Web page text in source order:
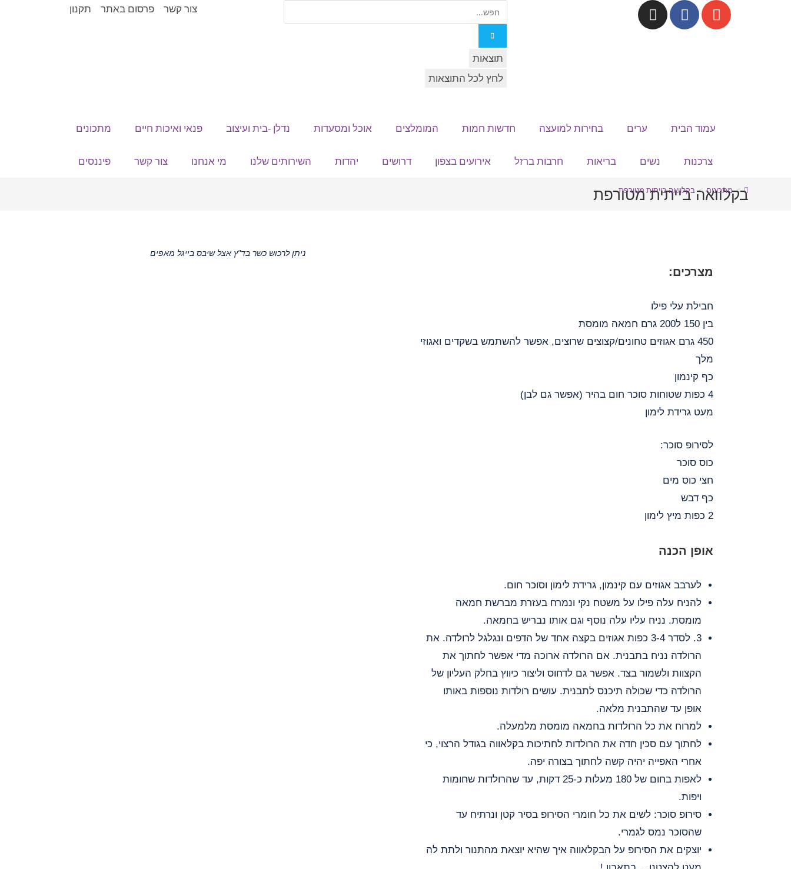
תוצאות
לחץ לכל התוצאות
צור קשר פרסום באתר תקנון
עמוד הבית ערים בחירות למועצה חדשות חמות המומלצים אוכל ומסעדות נדלן -בית ועיצוב פנאי ואיכות חיים מתכונים
צרכנות נשים בריאות חרבות ברזל אירועים בצפון דרושים יהדות השירותים שלנו מי אנחנו צור קשר פיננסים
בקלוואה בייתית מטורפת
> מתכונים > בקלוואה בייתית מטורפת
מצרכים:
חבילת עלי פילו
בין 150 ל200 גרם חמאה מומסת
450 גרם אגוזים טחונים/קצוצים שרוצים, אפשר להשתמש בשקדים ואגוזי
מלך
כף קינמון
4 כפות שטוחות סוכר חום בהיר (אפשר גם לבן)
מעט גרידת לימון
לסירופ סוכר:
כוס סוכר
חצי כוס מים
כף דבש
2 כפות מיץ לימון
אופן הכנה
לערבב אגוזים עם קינמון, גרידת לימון וסוכר חום.
להניח עלה פילו על משטח נקי ונמרח בעזרת מברשת חמאה
מומסת. נניח עליו עלה נוסף וגם אותו נבריש בחמאה.
3. לסדר 3-4 כפות אגוזים בקצה אחד של הדפים ונגלגל לרולדה. את
הרולדה נניח בתבנית. אם הרולדה ארוכה מדי אפשר לחתוך את
הקצוות ולשמור בצד. אפשר גם לדחוס וליצור כיווץ בחלק העליון של
הרולדה כדי שכולה תיכנס לתבנית. עושים רולדות נוספות באותו
אופן עד שהתבנית מלאה.
למרוח את כל הרולדות בחמאה מומסת מלמעלה.
לחתוך עם סכין חדה את הרולדות לחתיכות בקלאווה בגודל הרצוי, כי
אחרי האפייה יהיה קשה לחתוך בצורה יפה.
לאפות בחום של 180 מעלות כ-25 דקות, עד שהרולדות שחומות
ויפות.
סירופ סוכר: לשים את כל חומרי הסירופ בסיר קטן ונרתיח עד
שהסוכר נמס לגמרי.
יוצקים את הסירופ על הבקלאווה איך שהיא יוצאת מהתנור ולתת לה
ניתן לרכוש כשר בד"ץ אצל שיבס בייגל מאפים